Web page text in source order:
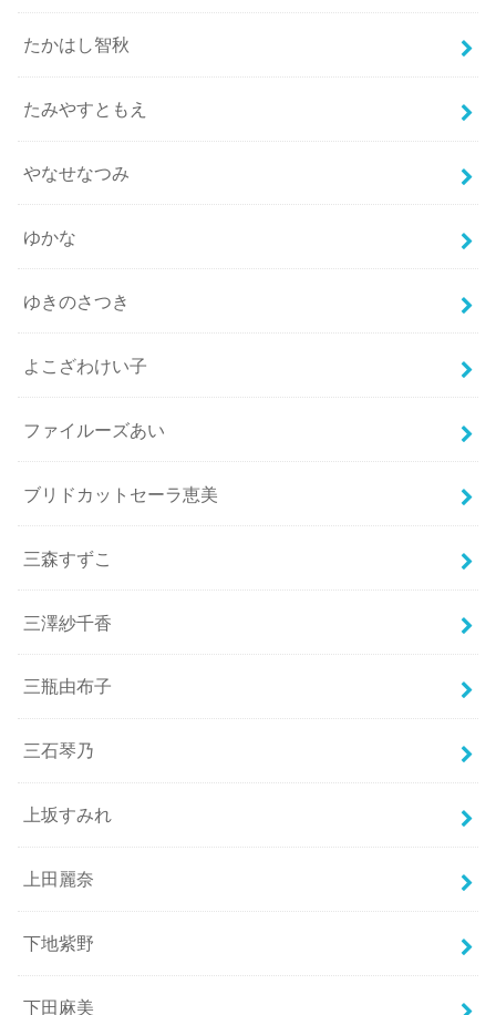
たかはし智秋
たみやすともえ
やなせなつみ
ゆかな
ゆきのさつき
よこざわけい子
ファイルーズあい
ブリドカットセーラ恵美
三森すずこ
三澤紗千香
三瓶由布子
三石琴乃
上坂すみれ
上田麗奈
下地紫野
下田麻美